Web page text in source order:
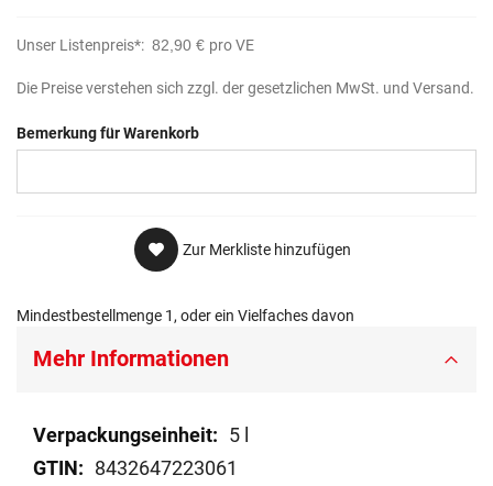
Unser Listenpreis*: 82,90 € pro VE
Die Preise verstehen sich zzgl. der gesetzlichen MwSt. und Versand.
Bemerkung für Warenkorb
Zur Merkliste hinzufügen
Mindestbestellmenge 1, oder ein Vielfaches davon
Mehr Informationen
Mehr
Informationen
5 l
8432647223061